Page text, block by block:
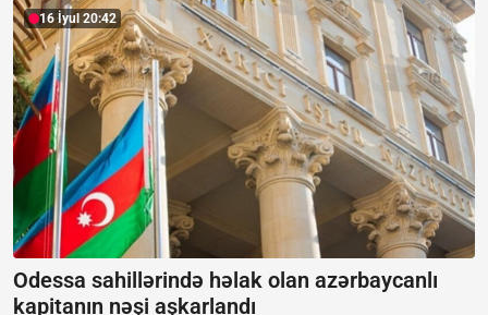
16 İyul 20:42
Odessa sahillərində həlak olan azərbaycanlı
kapitanın nəşi aşkarlandı